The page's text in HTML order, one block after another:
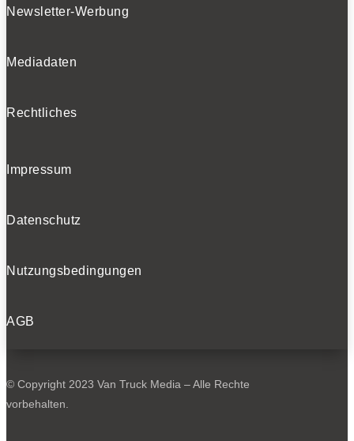
Newsletter-Werbung
Mediadaten
Rechtliches
Impressum
Datenschutz
Nutzungsbedingungen
AGB
© Copyright 2023 Van Truck Media – Alle Rechte
vorbehalten.